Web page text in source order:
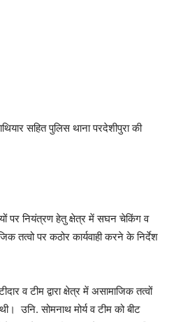
सहित पुलिस थाना परदेशीपुरा की
पर नियंत्रण हेतु क्षेत्र में सघन चेकिंग व
तत्वो पर कठोर कार्यवाही करने के निर्देश
व टीम द्वारा क्षेत्र में असामाजिक तत्वों
उनि. सोमनाथ मोर्य व टीम को बीट